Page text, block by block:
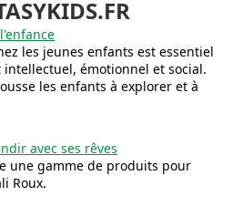
les jeunes enfants est essentiel
émotionnel et social.
les enfants à explorer et à
avec ses rêves
une gamme de produits pour
Roux.